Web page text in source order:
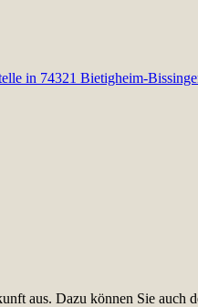
in 74321 Bietigheim-
aus. Dazu können Sie auch